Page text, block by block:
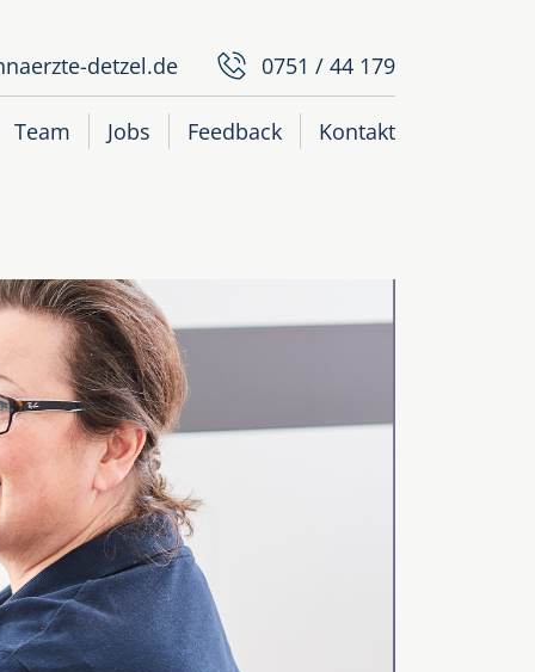
detzel.de 0751 / 44 179
Team Jobs Feedback Kontakt